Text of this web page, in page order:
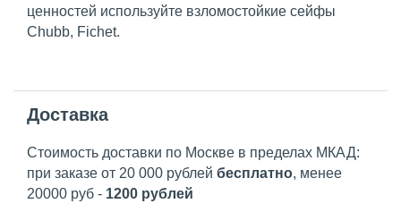
ценностей используйте взломостойкие сейфы
Chubb, Fichet.
Доставка
Стоимость доставки по Москве в пределах МКАД:
при заказе от 20 000 рублей бесплатно, менее
20000 руб - 1200 рублей